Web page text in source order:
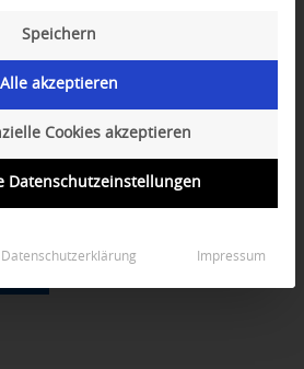
Speichern
Alle akzeptieren
Cookies akzeptieren
Datenschutzeinstellungen
Datenschutzerklärung Impressum